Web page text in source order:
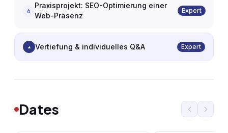
6
Praxisprojekt: SEO-Optimierung einer
Web-Präsenz
Expert
★ Vertiefung & individuelles Q&A Expert
Dates